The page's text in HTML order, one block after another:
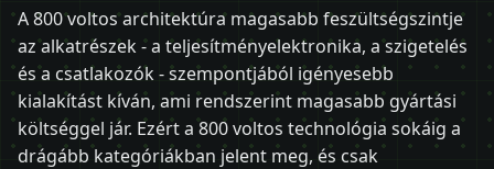
A 800 voltos architektúra magasabb feszültségszintje
az alkatrészek - a teljesítményelektronika, a szigetelés
és a csatlakozók - szempontjából igényesebb
kialakítást kíván, ami rendszerint magasabb gyártási
költséggel jár. Ezért a 800 voltos technológia sokáig a
drágább kategóriákban jelent meg, és csak